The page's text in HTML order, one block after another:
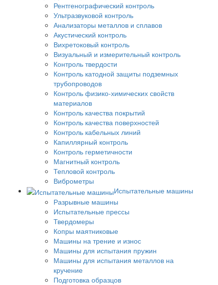
Рентгенографический контроль
Ультразвуковой контроль
Анализаторы металлов и сплавов
Акустический контроль
Вихретоковый контроль
Визуальный и измерительный контроль
Контроль твердости
Контроль катодной защиты подземных
трубопроводов
Контроль физико-химических свойств
материалов
Контроль качества покрытий
Контроль качества поверхностей
Контроль кабельных линий
Капиллярный контроль
Контроль герметичности
Магнитный контроль
Тепловой контроль
Виброметры
Испытательные машины
Разрывные машины
Испытательные прессы
Твердомеры
Копры маятниковые
Машины на трение и износ
Машины для испытания пружин
Машины для испытания металлов на
кручение
Подготовка образцов